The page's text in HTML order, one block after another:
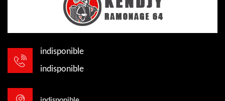
indisponible
indisponible